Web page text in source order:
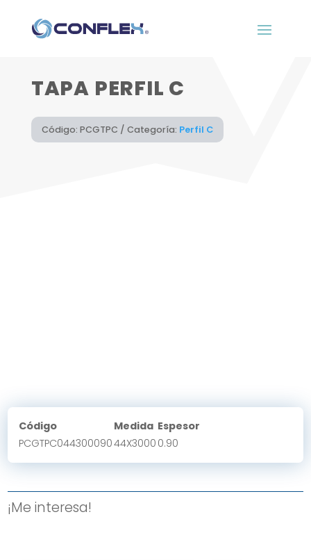
TAPA PERFIL C
Código: PCGTPC Categoría: Perfil C
Código Medida Espesor
PCGTPC04430009044X3000 0.90
¡Me interesa!